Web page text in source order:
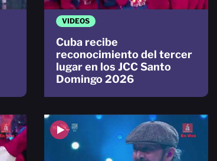
VIDEOS
Cuba recibe
reconocimiento del tercer
lugar en los JCC Santo
Domingo 2026